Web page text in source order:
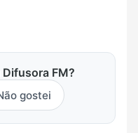
FM?
gostei